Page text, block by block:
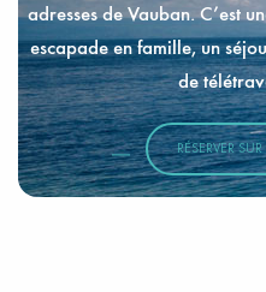
adresses de Vauban. C’est
escapade en famille, un
de
RÉSERVER